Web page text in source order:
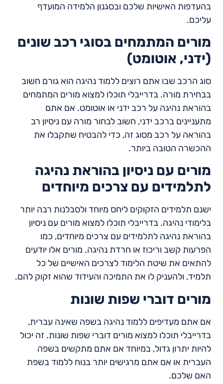
בהעדפות האישיות שלכם ובסגנון הלמידה המועדף
עליכם.
מורים המתמחים בסוגי רכב שונים
(ידני, אוטומט)
סוג הרכב שבו אתם רוצים ללמוד נהיגה הוא גורם חשוב
בבחירת מורה. בדרייבלי תוכלו למצוא מורים המתמחים
בהוראת נהיגה על רכב ידני או אוטומט. אם אתם
מתעניינים ברכב ידני, חשוב לבחור מורה עם ניסיון רב
בהוראה על רכב מסוג זה, כדי להבטיח שתקבלו את
ההכשרה הטובה ביותר.
מורים עם ניסיון בהוראת נהיגה
לתלמידים עם צרכים מיוחדים
ישנם תלמידים הזקוקים ליחס מיוחד ולסבלנות רבה יותר
בלימודי נהיגה. בדרייבלי תוכלו למצוא מורים עם ניסיון
בהוראת נהיגה לתלמידים עם צרכים מיוחדים, כמו
הפרעות קשב וריכוז או חרדת נהיגה. מורים אלו יודעים
להתאים את שיטת הלימוד לצרכים האישיים של כל
תלמיד, ולהעניק לו את התמיכה והעידוד שהוא זקוק להם.
מורים דוברי שפות שונות
אם אתם מעדיפים ללמוד נהיגה בשפה שאינה עברית,
בדרייבלי תוכלו למצוא מורים דוברי שפות שונות. זה יכול
להיות יתרון גדול, במיוחד אם אתם מתקשים בשפה
העברית או אם אתם מרגישים יותר בנוח ללמוד בשפת
האם שלכם.